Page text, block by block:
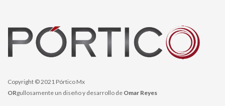
Copyright © 2021 Pórtico Mx
ORgullosamente un diseño y desarrollo de Omar Reyes